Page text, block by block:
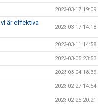
2023-03-17 19:09
är effektiva
2023-03-17 14:18
2023-03-11 14:58
2023-03-05 23:53
2023-03-04 18:39
2023-02-27 14:54
2023-02-25 20:21